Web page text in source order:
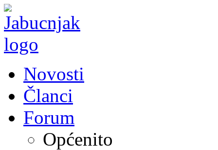
Novosti
Članci
Forum
Općenito